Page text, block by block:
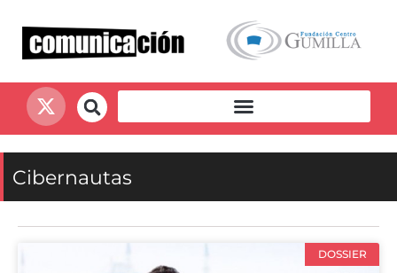
Cibernautas
DOSSIER